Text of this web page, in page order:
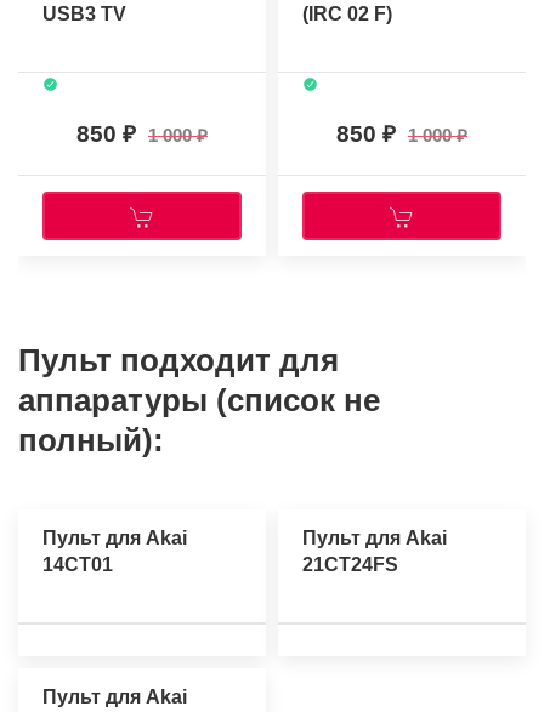
USB3 TV
850 1 000
(IRC 02 F)
850 1 000
Пульт подходит для
аппаратуры (список не
полный):
Пульт для Akai
14CT01
Пульт для Akai
21CT24FS
Пульт для Akai